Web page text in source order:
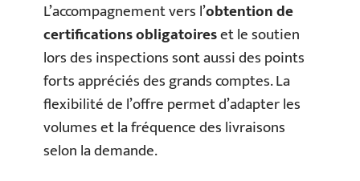
L’accompagnement vers l’obtention de
certifications obligatoireset le soutien
lors des inspections sont aussi des points
forts appréciés des grands comptes. La
flexibilité de l’offre permet d’adapter les
volumes et la fréquence des livraisons
selon la demande.